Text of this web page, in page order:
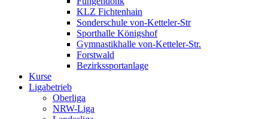
KLZ Fichtenhain
Sonderschule von-Ketteler-Str
Sporthalle Königshof
Gymnastikhalle von-Ketteler-Str.
Forstwald
Bezirkssportanlage
Kurse
Ligabetrieb
Oberliga
NRW-Liga